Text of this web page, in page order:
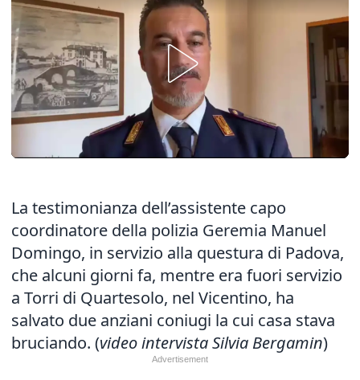
La testimonianza dell’assistente capo
coordinatore della polizia Geremia Manuel
Domingo, in servizio alla questura di Padova,
che alcuni giorni fa, mentre era fuori servizio
a Torri di Quartesolo, nel Vicentino, ha
salvato due anziani coniugi la cui casa stava
bruciando. (video intervista Silvia Bergamin)